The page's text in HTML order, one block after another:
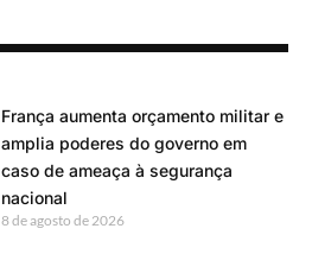
França aumenta orçamento militar e
amplia poderes do governo em
caso de ameaça à segurança
nacional
8 de agosto de 2026